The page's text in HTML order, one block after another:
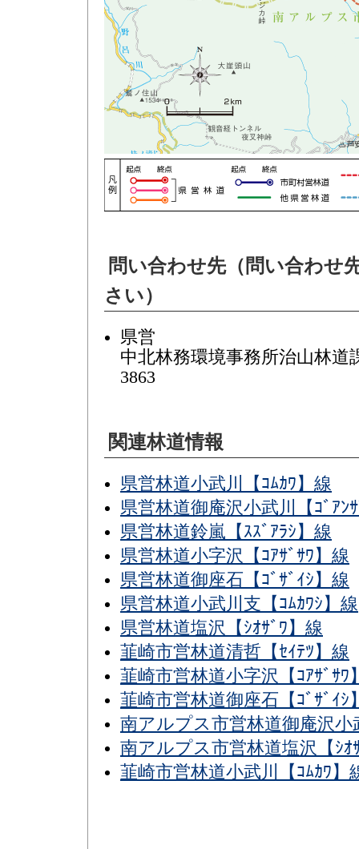
問い合わせ先（問い合わせ
さい）
県営
中北林務環境事務所治山林
3863
関連林道情報
県営林道小武川【ｺﾑｶﾜ】線
県営林道御庵沢小武川【ｺﾞｱﾝ
県営林道鈴嵐【ｽｽﾞｱﾗｼ】線
県営林道小字沢【ｺｱｻﾞｻﾜ】線
県営林道御座石【ｺﾞｻﾞｲｼ】線
県営林道小武川支【ｺﾑｶﾜｼ】線
県営林道塩沢【ｼｵｻﾞﾜ】線
韮崎市営林道清哲【ｾｲﾃﾂ】線
韮崎市営林道小字沢【ｺｱｻﾞｻﾜ
韮崎市営林道御座石【ｺﾞｻﾞｲｼ
南アルプス市営林道御庵沢小
南アルプス市営林道塩沢【ｼｵ
韮崎市営林道小武川【ｺﾑｶﾜ】